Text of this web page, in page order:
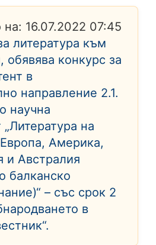
на: 16.07.2022 07:45
литература към
конкурс за
в
направление 2.1.
научна
на
Америка,
и Австралия
балканско
– със срок 2
в